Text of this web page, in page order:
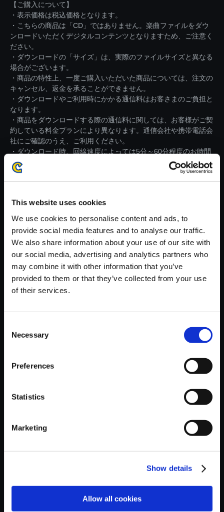
This website uses cookies
We use cookies to personalise content and ads, to
provide social media features and to analyse our traffic.
We also share information about your use of our site with
our social media, advertising and analytics partners who
may combine it with other information that you’ve
provided to them or that they’ve collected from your use
of their services.
Selection
Necessary
Preferences
Statistics
Marketing
Show details
Allow all cookies
【ご購入について】
・表示価格は税込価格となります。
・こちらの商品は「CD」ではありません。楽曲ファイルをダウ
ンロードいただくデジタルコンテンツとなりますため、ご注意く
ださい。
・ダウンロードの「サイズ」は、実際のファイルサイズと異なる
場合がございます。
・商品の特性上、一度ご購入いただいた商品については、注文の
キャンセル、返金を承ることができません。
・ダウンロードやご利用時にかかる通信料はお客さまのご負担と
なります。
・商品をダウンロードする際の通信料に関しては、お客様がご契
約している料金プランにより異なります。通信会社や携帯電話会
社にご確認のうえ、ご利用ください。
・ダウンロード時、回線速度によっては5分～60分程度のお時間
がかかる場合がございます。
※ご購入いただいたファイルのダウンロードの際には、通信環境
が安定しているWifi環境でお試しください。
【単曲】ストリートファイター
V オリジナル・サウンドトラッ
ク Theme of Rainbow Mika
おすすめ商品